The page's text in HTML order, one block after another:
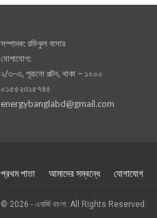
সম্পাদক: রফিকুল বাসার
যোগাযোগ:
২/৩-এ, পূরানো পল্টন, থাকা – ১০০০
০১৫৫২৩১৫৭৪৫
energybanglabd@gmail.com
প্রথম পাতা আমাদের সম্বন্ধে যোগাযোগ
© 2026 - এনার্জি বাংলা. All Rights Reserved.